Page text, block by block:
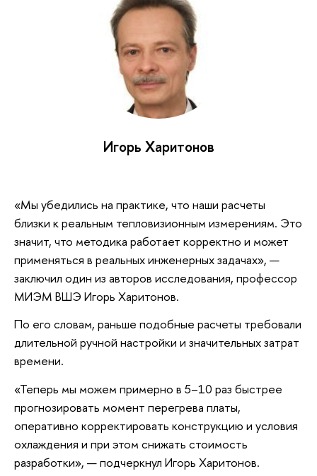
Игорь Харитонов
«Мы убедились на практике, что наши расчеты
близки к реальным тепловизионным измерениям. Это
значит, что методика работает корректно и может
применяться в реальных инженерных задачах», —
заключил один из авторов исследования, профессор
МИЭМ ВШЭ Игорь Харитонов.
По его словам, раньше подобные расчеты требовали
длительной ручной настройки и значительных затрат
времени.
«Теперь мы можем примерно в 5–10 раз быстрее
прогнозировать момент перегрева платы,
оперативно корректировать конструкцию и условия
охлаждения и при этом снижать стоимость
разработки», — подчеркнул Игорь Харитонов.